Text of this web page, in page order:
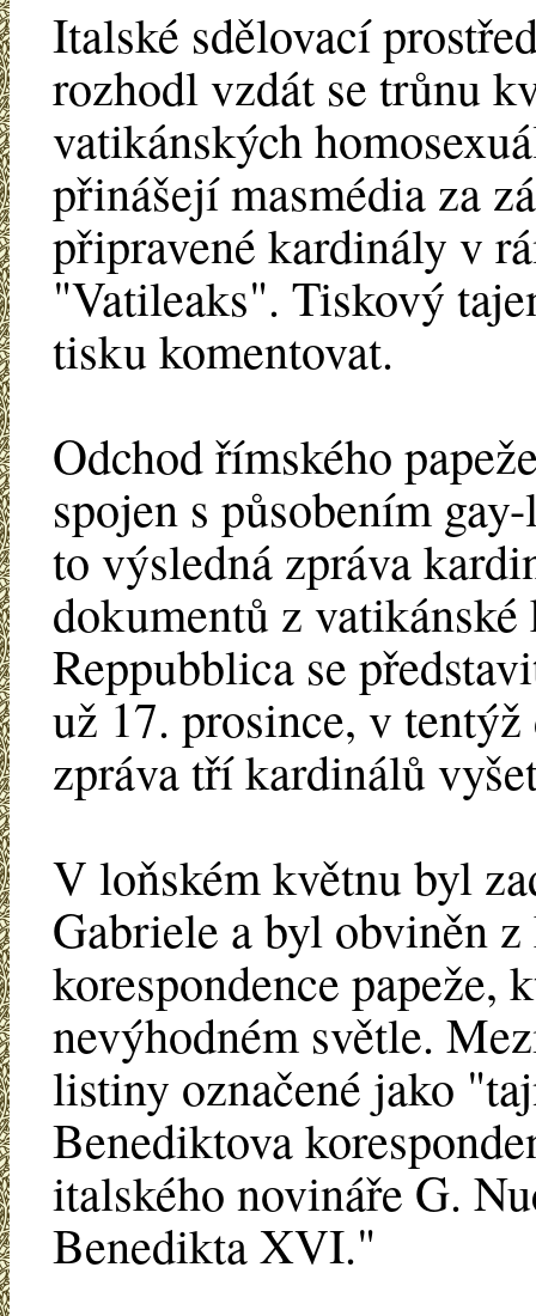
Italské sdělovací
rozhodl vzdát se trůnu
vatikánských
přinášejí masmédia za
připravené kardinály v
"Vatileaks". Tiskový
tisku komentovat.
Odchod římského
spojen s působením
to výsledná zpráva
dokumentů z
Reppubblica se
už 17. prosince, v
zpráva tří kardinálů
V loňském květnu byl
Gabriele a byl obviněn
korespondence papeže,
nevýhodném světle.
listiny označené jako
Benediktova
italského novináře G.
Benedikta XVI."